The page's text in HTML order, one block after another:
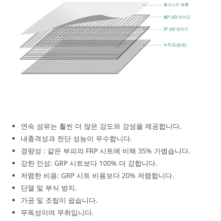
연속 섬유는 훨씬 더 많은 강도와 강성을 제공합니다.
내충격성과 전단 성능이 우수합니다.
경량성 : 같은 부피의 FRP 시트에 비해 35% 가볍습니다.
강한 인성: GRP 시트보다 100% 더 강합니다.
저렴한 비용: GRP 시트 비용보다 20% 저렴합니다.
단열 및 부식 방지.
가공 및 조립이 쉽습니다.
무독성이며 무취입니다.